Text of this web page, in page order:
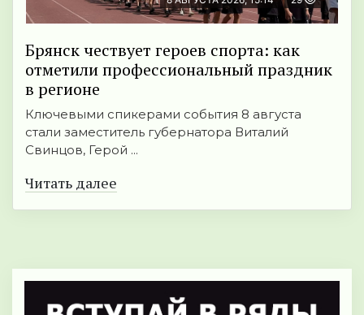
Брянск чествует героев спорта: как
отметили профессиональный праздник
в регионе
Ключевыми спикерами события 8 августа
стали заместитель губернатора Виталий
Свинцов, Герой ...
Читать далее